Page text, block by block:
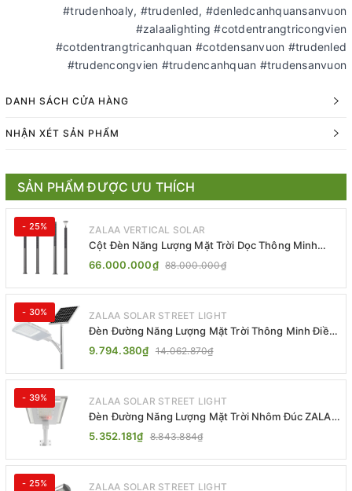
#trudenhoaly, #trudenled, #denledcanhquansanvuon
#zalaalighting #cotdentrangtricongvien
#cotdentrangtricanhquan #cotdensanvuon #trudenled
#trudencongvien #trudencanhquan #trudensanvuon
DANH SÁCH CỬA HÀNG
NHẬN XÉT SẢN PHẨM
SẢN PHẨM ĐƯỢC ƯU THÍCH
- 25% ZALAA VERTICAL SOLAR
Cột Đèn Năng Lượng Mặt Trời Dọc Thông Minh
ZSR-YYDS-360 | ZALAA Jsc
66.000.000₫ 88.000.000₫
- 30% ZALAA SOLAR STREET LIGHT
Đèn Đường Năng Lượng Mặt Trời Thông Minh Điều
Khiển MPPT ZL-GMX01 ZALAA
9.794.380₫ 14.062.870₫
- 39% ZALAA SOLAR STREET LIGHT
Đèn Đường Năng Lượng Mặt Trời Nhôm Đúc ZALAA
ZL-BWH Cao Cấp IP65
5.352.181₫ 8.843.884₫
- 25% ZALAA SOLAR STREET LIGHT